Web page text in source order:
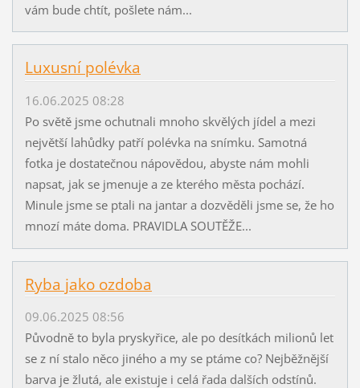
vám bude chtít, pošlete nám...
Luxusní polévka
16.06.2025 08:28
Po světě jsme ochutnali mnoho skvělých jídel a mezi
největší lahůdky patří polévka na snímku. Samotná
fotka je dostatečnou nápovědou, abyste nám mohli
napsat, jak se jmenuje a ze kterého města pochází.
Minule jsme se ptali na jantar a dozvěděli jsme se, že ho
mnozí máte doma. PRAVIDLA SOUTĚŽE...
Ryba jako ozdoba
09.06.2025 08:56
Původně to byla pryskyřice, ale po desítkách milionů let
se z ní stalo něco jiného a my se ptáme co? Nejběžnější
barva je žlutá, ale existuje i celá řada dalších odstínů.